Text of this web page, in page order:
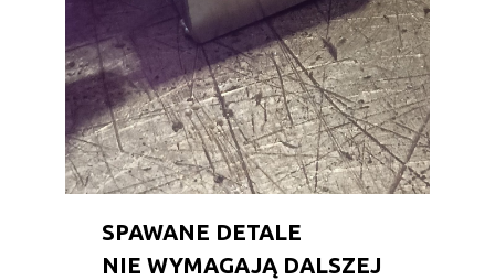
SPAWANE DETALE
NIE WYMAGAJĄ DALSZEJ